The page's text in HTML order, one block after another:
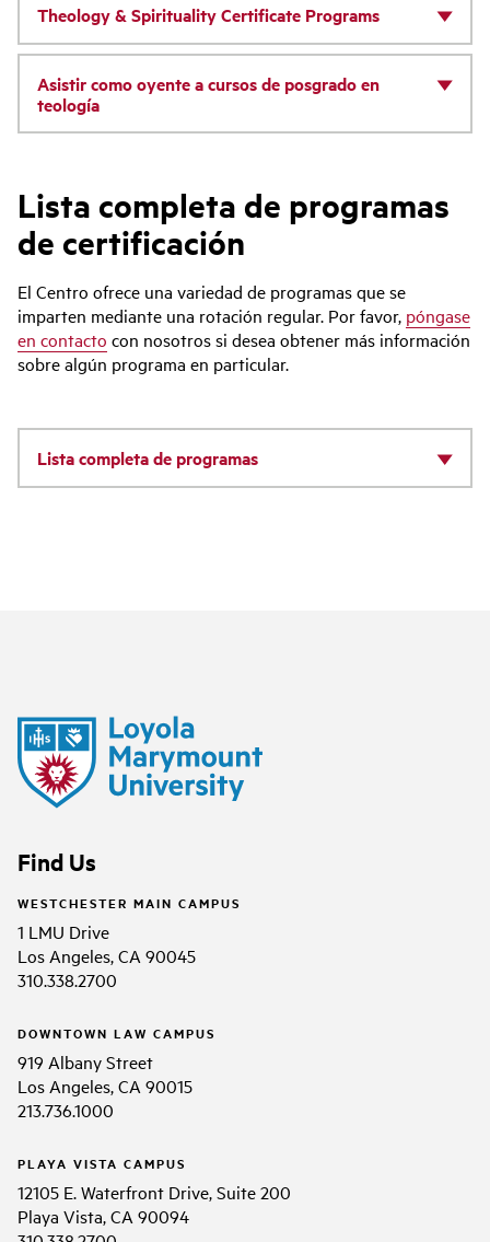
Theology & Spirituality Certificate Programs
Asistir como oyente a cursos de posgrado en
teología
Lista completa de programas
de certificación
El Centro ofrece una variedad de programas que se
imparten mediante una rotación regular. Por favor, póngase
en contacto con nosotros si desea obtener más información
sobre algún programa en particular.
Lista completa de programas
Find Us
WESTCHESTER MAIN CAMPUS
1 LMU Drive
Los Angeles, CA 90045
310.338.2700
DOWNTOWN LAW CAMPUS
919 Albany Street
Los Angeles, CA 90015
213.736.1000
PLAYA VISTA CAMPUS
12105 E. Waterfront Drive, Suite 200
Playa Vista, CA 90094